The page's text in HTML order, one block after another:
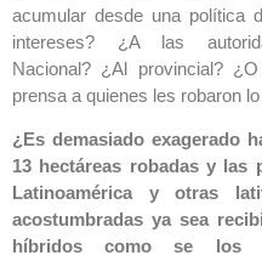
acumular desde una política
intereses? ¿A las
Nacional? ¿Al provincial?
prensa a quienes les robaron
¿Es demasiado exagerado
13 hectáreas robadas y las
Latinoamérica y otras
acostumbradas ya sea
híbridos como se los